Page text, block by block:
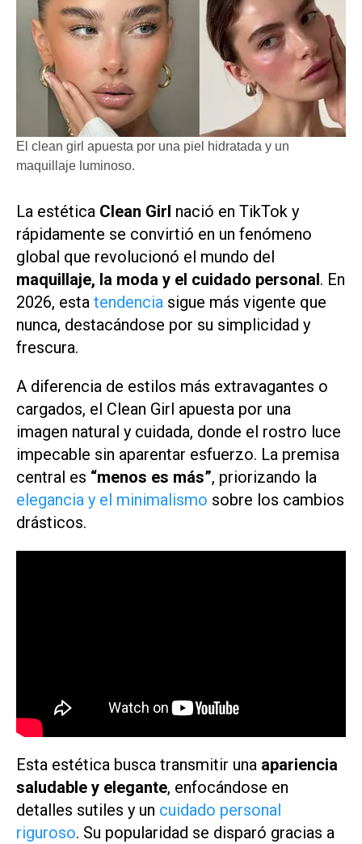
El clean girl apuesta por una piel hidratada y un
maquillaje luminoso.
La estética Clean Girl nació en TikTok y
rápidamente se convirtió en un fenómeno
global que revolucionó el mundo del
maquillaje, la moda y el cuidado personal. En
2026, esta tendencia sigue más vigente que
nunca, destacándose por su simplicidad y
frescura.
A diferencia de estilos más extravagantes o
cargados, el Clean Girl apuesta por una
imagen natural y cuidada, donde el rostro luce
impecable sin aparentar esfuerzo. La premisa
central es “menos es más”, priorizando la
elegancia y el minimalismo sobre los cambios
drásticos.
Esta estética busca transmitir una apariencia
saludable y elegante, enfocándose en
detalles sutiles y un cuidado personal
riguroso. Su popularidad se disparó gracias a